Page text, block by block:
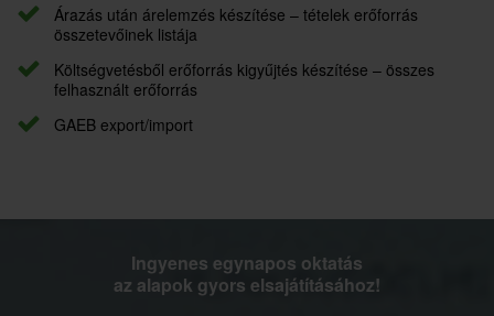
Árazás után árelemzés készítése – tételek erőforrás
összetevőinek listája
Költségvetésből erőforrás kigyűjtés készítése – összes
felhasznált erőforrás
GAEB export/import
Ingyenes egynapos oktatás
az alapok gyors elsajátításához!